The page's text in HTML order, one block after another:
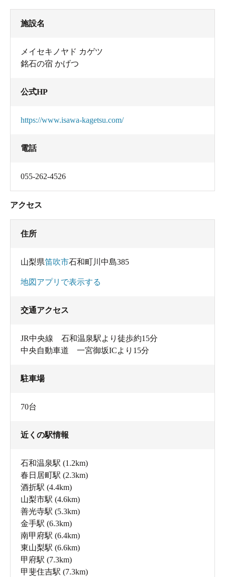
施設名
メイセキノヤド カゲツ
銘石の宿 かげつ
公式HP
https://www.isawa-kagetsu.com/
電話
055-262-4526
アクセス
住所
山梨県笛吹市石和町川中島385
地図アプリで表示する
交通アクセス
JR中央線 石和温泉駅より徒歩約15分
中央自動車道 一宮御坂ICより15分
駐車場
70台
近くの駅情報
石和温泉駅 (1.2km)
春日居町駅 (2.3km)
酒折駅 (4.4km)
山梨市駅 (4.6km)
善光寺駅 (5.3km)
金手駅 (6.3km)
南甲府駅 (6.4km)
東山梨駅 (6.6km)
甲府駅 (7.3km)
甲斐住吉駅 (7.3km)